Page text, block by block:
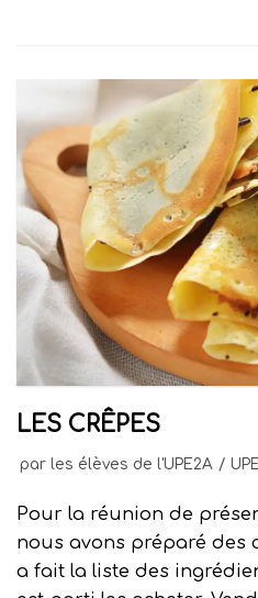
LES CRÊPES
par les élèves de l'UPE2A
Pour la réunion de
nous avons préparé des
a fait la liste des